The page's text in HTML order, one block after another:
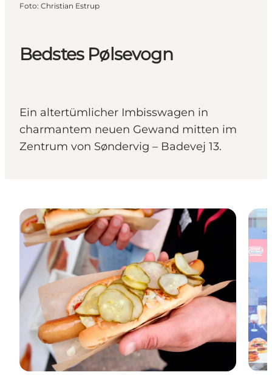
Bedstes Pølsevogn
Ein altertümlicher Imbisswagen in
charmantem neuen Gewand mitten im
Zentrum von Søndervig – Badevej 13.
Foto: Christian Estrup